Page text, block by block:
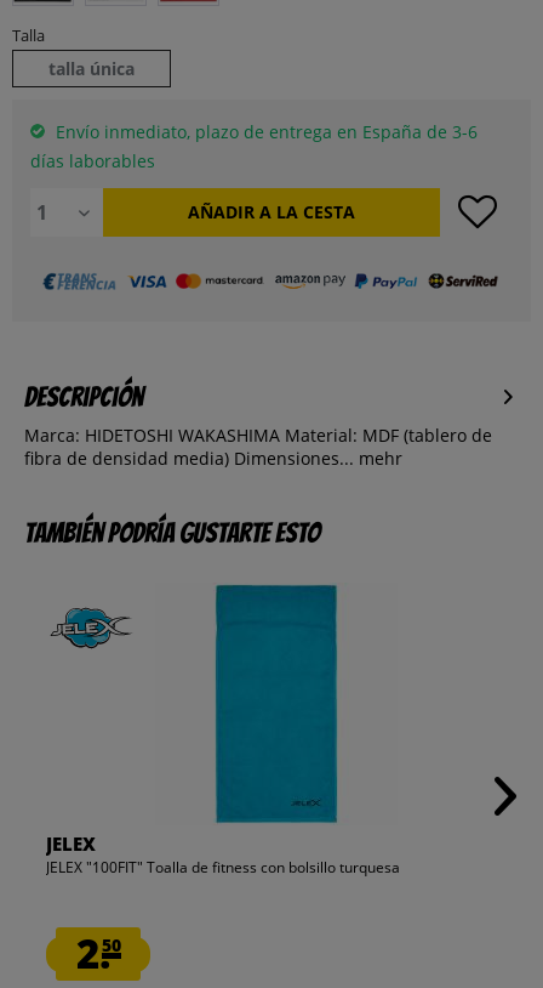
Talla
talla única
Envío inmediato, plazo de entrega en España de 3-6
días laborables
AÑADIR A LA CESTA
Descripción
Marca: HIDETOSHI WAKASHIMA Material: MDF (tablero de
fibra de densidad media) Dimensiones... mehr
También podría gustarte esto
JELEX
JELEX "100FIT" Toalla de fitness con bolsillo turquesa
2.50